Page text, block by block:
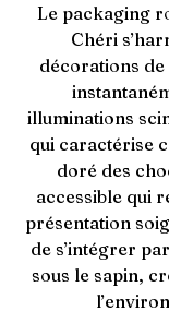
Le packaging
Chéri
décorations de
illuminations
qui caractérise
doré des
accessible qui
présentation
de s’intégrer
sous le sapin,